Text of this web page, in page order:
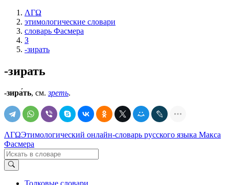
ΛΓΩ
этимологические словари
словарь Фасмера
З
-зирать
-зирать
-зира́ть, см.зреть.
ΛΓΩЭтимологический онлайн-словарь русского языка Макса
Фасмера